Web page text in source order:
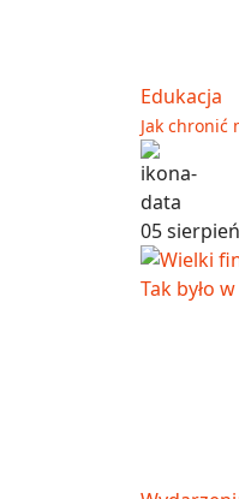
Edukacja
Jak chronić
05